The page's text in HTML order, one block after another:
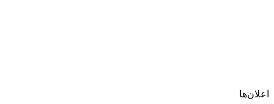
اعلان‌ها